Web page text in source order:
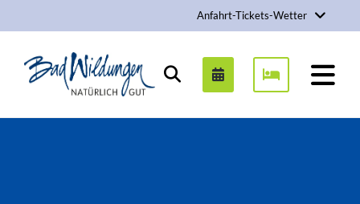
Anfahrt-Tickets-Wetter
Stadt Bad Wildungen
Suchen